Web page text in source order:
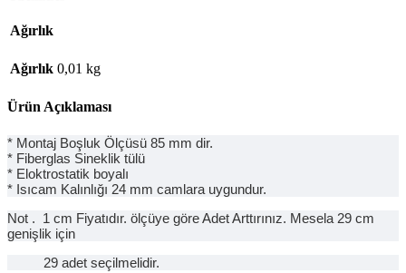
Ağırlık
Ağırlık 0,01 kg
Ürün Açıklaması
* Montaj Boşluk Ölçüsü 85 mm dir.
* Fiberglas Sineklik tülü
* Eloktrostatik boyalı
* Isıcam Kalınlığı 24 mm camlara uygundur.
Not . 1 cm Fiyatıdır. ölçüye göre Adet Arttırınız. Mesela 29 cm
genişlik için
29 adet seçilmelidir.